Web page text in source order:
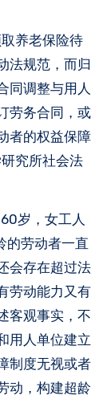
养老保险待
法规范，而归
同调整与用人
劳务合同，或
者的权益保障
究所社会法
岁，女工人
的劳动者一直
会存在超过法
劳动能力又有
客观事实，不
用人单位建立
制度无视或者
动，构建超龄